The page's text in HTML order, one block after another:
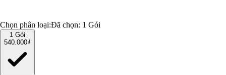
Chọn phân loại:Đã chọn: 1 Gói
1 Gói
540.000₫